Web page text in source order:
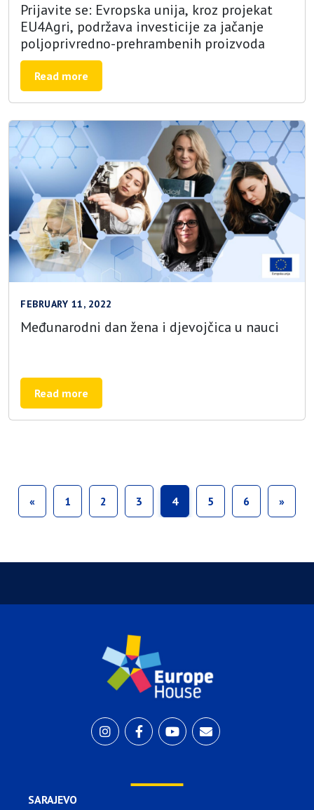
Prijavite se: Evropska unija, kroz projekat
EU4Agri, podržava investicije za jačanje
poljoprivredno-prehrambenih proizvoda
Read more
FEBRUARY 11, 2022
Međunarodni dan žena i djevojčica u nauci
Read more
« 1 2 3 4 5 6 »
SARAJEVO